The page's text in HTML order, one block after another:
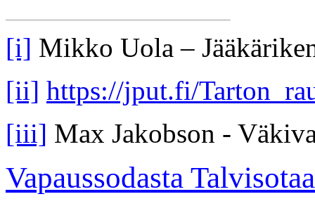
[i] Mikko Uola –
[ii] https://jput.fi/
[iii] Max Jakobson -
Vapaussodasta